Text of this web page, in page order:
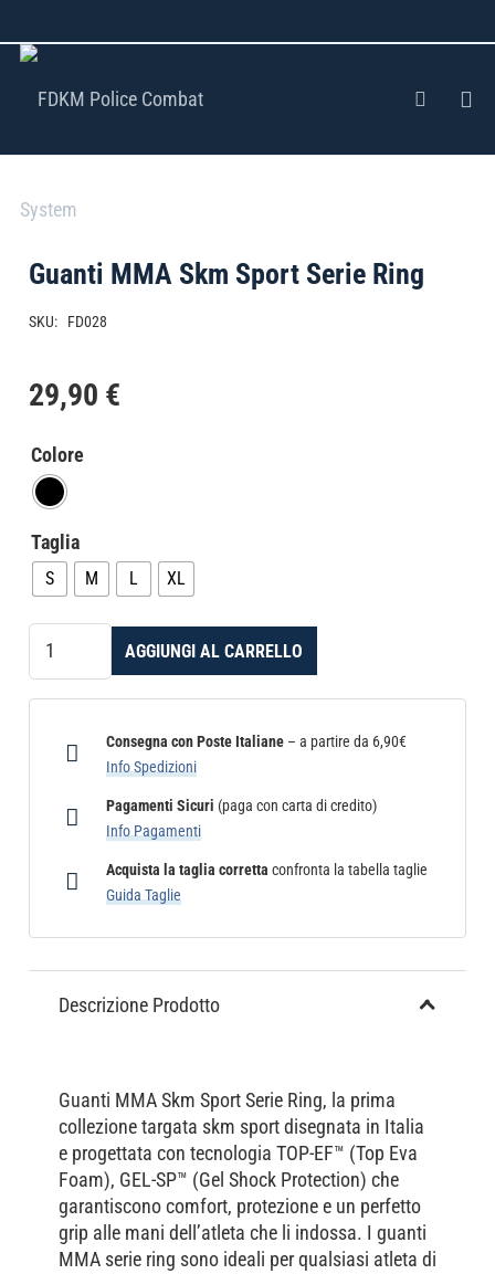
Guanti MMA Skm Sport Serie Ring
SKU: FD028
29,90 €
Colore
Taglia
S M L XL
MMA
Serie
Ring
AGGIUNGI AL CARRELLO
Consegna con Poste Italiane – a partire da 6,90€
Info Spedizioni
Pagamenti Sicuri (paga con carta di credito)
Info Pagamenti
Acquista la taglia corretta confronta la tabella taglie
Guida Taglie
Descrizione Prodotto
Guanti MMA Skm Sport Serie Ring, la prima
collezione targata skm sport disegnata in Italia
e progettata con tecnologia TOP-EF™ (Top Eva
Foam), GEL-SP™ (Gel Shock Protection) che
garantiscono comfort, protezione e un perfetto
grip alle mani dell’atleta che li indossa. I guanti
MMA serie ring sono ideali per qualsiasi atleta di